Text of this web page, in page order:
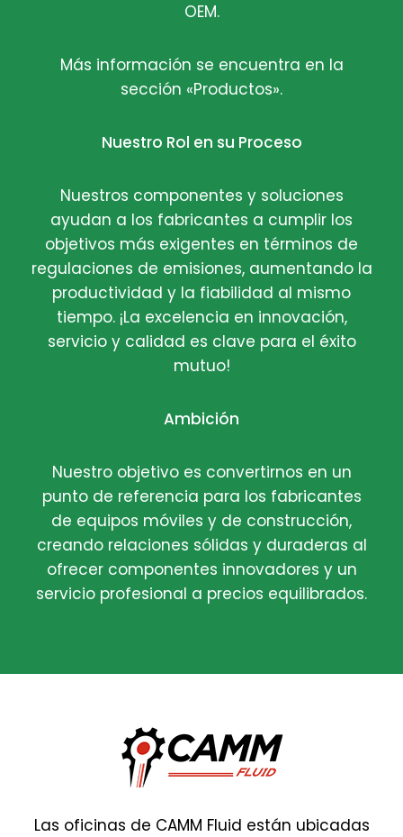
OEM.
Más información se encuentra en la
sección «Productos».
Nuestro Rol en su Proceso
Nuestros componentes y soluciones
ayudan a los fabricantes a cumplir los
objetivos más exigentes en términos de
regulaciones de emisiones, aumentando la
productividad y la fiabilidad al mismo
tiempo. ¡La excelencia en innovación,
servicio y calidad es clave para el éxito
mutuo!
Ambición
Nuestro objetivo es convertirnos en un
punto de referencia para los fabricantes
de equipos móviles y de construcción,
creando relaciones sólidas y duraderas al
ofrecer componentes innovadores y un
servicio profesional a precios equilibrados.
Las oficinas de CAMM Fluid están ubicadas